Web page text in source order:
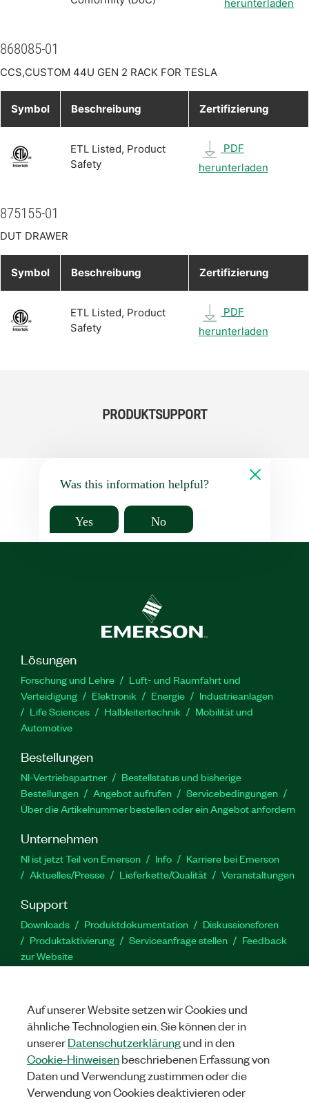
herunterladen
868085-01
CCS,CUSTOM 44U GEN 2 RACK FOR TESLA
Symbol Beschreibung Zertifizierung
ETL Listed, Product
Safety
PDF
herunterladen
875155-01
DUT DRAWER
Symbol Beschreibung Zertifizierung
ETL Listed, Product
Safety
PDF
herunterladen
PRODUKTSUPPORT
Was this information helpful?
Yes No
Lösungen
Forschung und Lehre
Luft- und Raumfahrt und
Verteidigung
Elektronik Energie
Industrieanlagen
Life Sciences
Halbleitertechnik
Mobilität und
Automotive
Bestellungen
NI-Vertriebspartner
Bestellstatus und bisherige
Bestellungen
Angebot aufrufen
Servicebedingungen
Über die Artikelnummer bestellen oder ein Angebot anfordern
Unternehmen
NI ist jetzt Teil von Emerson Info
Karriere bei Emerson
Aktuelles/Presse
Lieferkette/Qualität Veranstaltungen
Support
Downloads Produktdokumentation
Diskussionsforen
Produktaktivierung
Serviceanfrage stellen
Feedback
zur Website
RECHTLICHE HINWEISE|IMPRINT|DATENSCHUTZ |Cookies
verwalten
©NATIONAL INSTRUMENTS CORP. ALLE RECHTE VORBEHALTEN.
Auf unserer Website setzen wir Cookies und
ähnliche Technologien ein. Sie können der in
unsererDatenschutzerklärungund in den
Cookie-Hinweisenbeschriebenen Erfassung von
Daten und Verwendung zustimmen oder die
Verwendung von Cookies deaktivieren oder